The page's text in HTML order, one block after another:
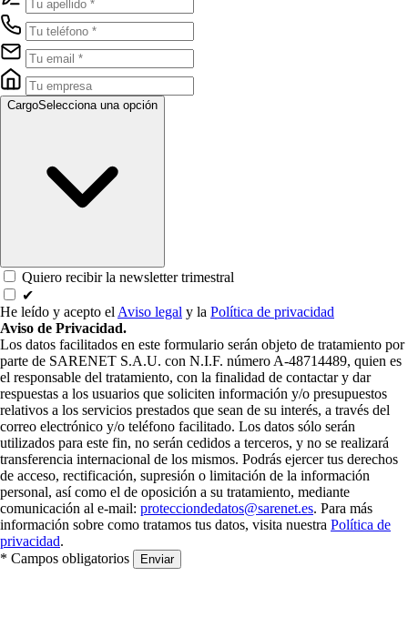
CargoSelecciona una opción
Quiero recibir la newsletter trimestral
✔
He leído y acepto el Aviso legal y la Política de privacidad
Aviso de Privacidad.
Los datos facilitados en este formulario serán objeto de tratamiento por
parte de SARENET S.A.U. con N.I.F. número A-48714489, quien es
el responsable del tratamiento, con la finalidad de contactar y dar
respuestas a los usuarios que soliciten información y/o presupuestos
relativos a los servicios prestados que sean de su interés, a través del
correo electrónico y/o teléfono facilitado. Los datos sólo serán
utilizados para este fin, no serán cedidos a terceros, y no se realizará
transferencia internacional de los mismos. Podrás ejercer tus derechos
de acceso, rectificación, supresión o limitación de la información
personal, así como el de oposición a su tratamiento, mediante
comunicación al e-mail: protecciondedatos@sarenet.es. Para más
información sobre como tratamos tus datos, visita nuestra Política de
privacidad.
* Campos obligatorios
Enviar